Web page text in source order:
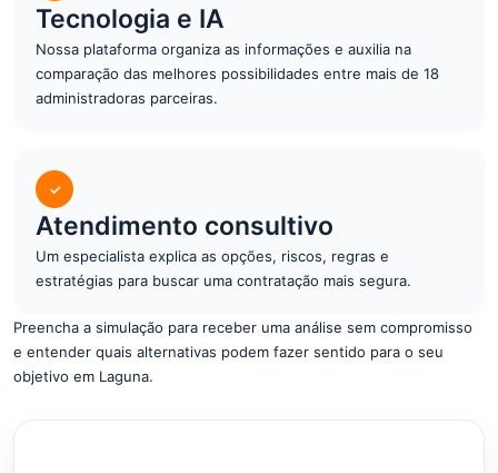
Tecnologia e IA
Nossa plataforma organiza as informações e auxilia na
comparação das melhores possibilidades entre mais de 18
administradoras parceiras.
✓
Atendimento consultivo
Um especialista explica as opções, riscos, regras e
estratégias para buscar uma contratação mais segura.
Preencha a simulação para receber uma análise sem compromisso
e entender quais alternativas podem fazer sentido para o seu
objetivo em Laguna.